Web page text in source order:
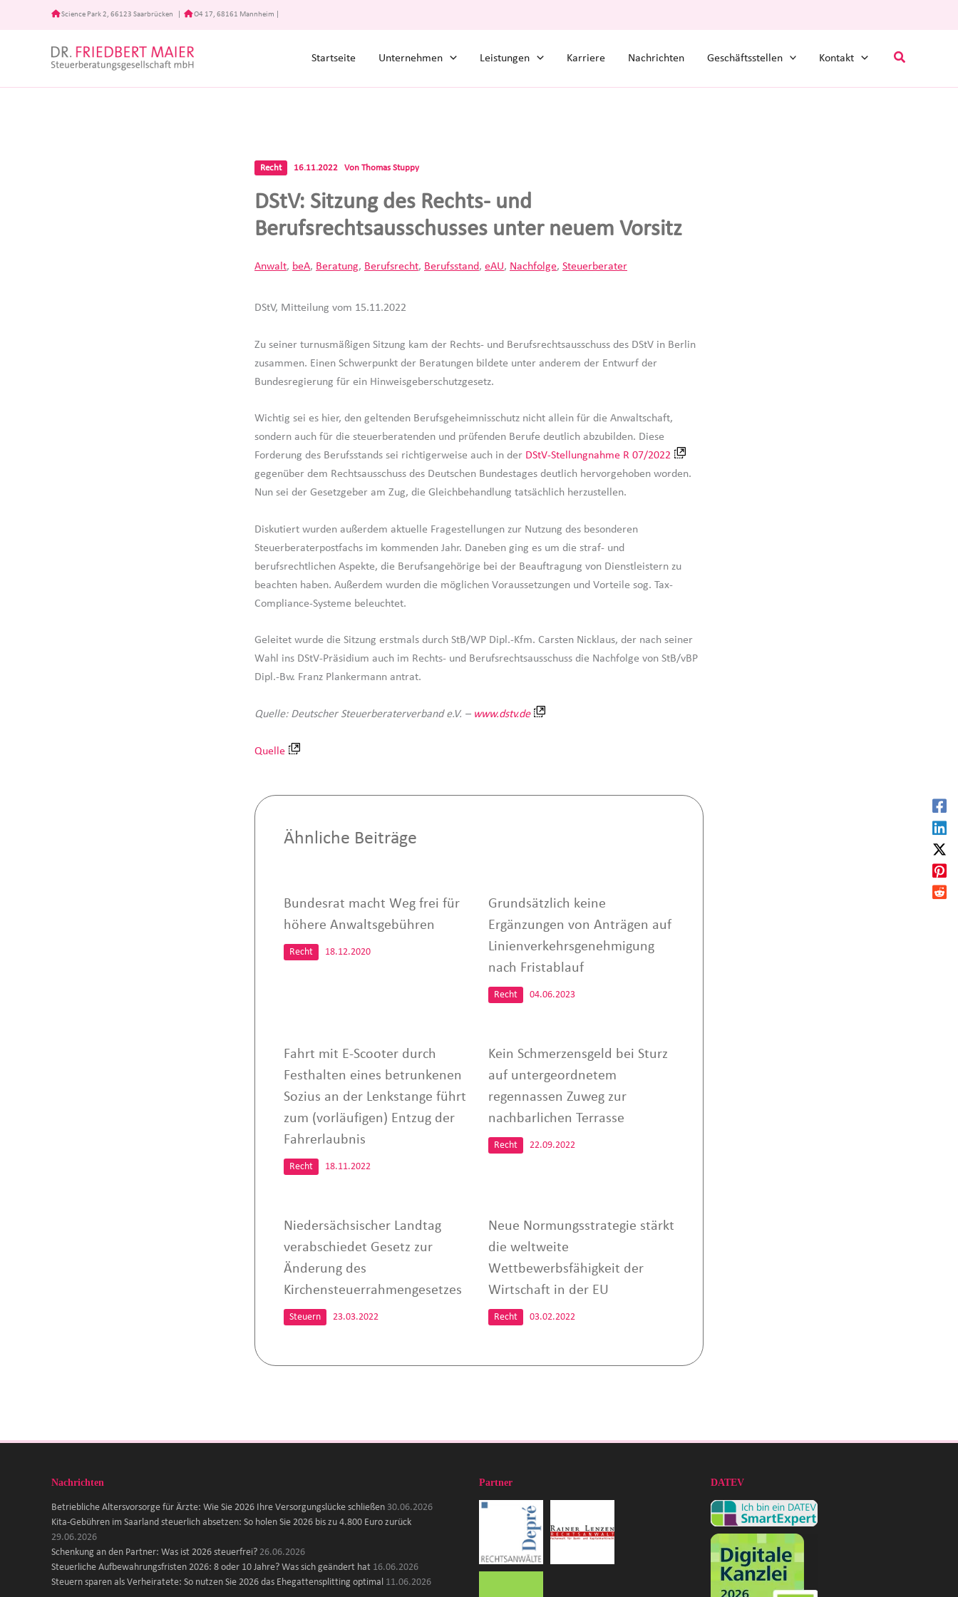
Science Park 2, 66123 Saarbrücken O4 17, 68161 Mannheim
Startseite Unternehmen Leistungen Karriere Nachrichten Geschäftsstellen Kontakt Suchen
Recht 16.11.2022 Von Thomas Stuppy
DStV: Sitzung des Rechts- und
Berufsrechtsausschusses unter neuem Vorsitz
Anwalt, beA, Beratung, Berufsrecht, Berufsstand, eAU, Nachfolge, Steuerberater
DStV, Mitteilung vom 15.11.2022
Zu seiner turnusmäßigen Sitzung kam der Rechts- und Berufsrechtsausschuss des DStV in Berlin
zusammen. Einen Schwerpunkt der Beratungen bildete unter anderem der Entwurf der
Bundesregierung für ein Hinweisgeberschutzgesetz.
Wichtig sei es hier, den geltenden Berufsgeheimnisschutz nicht allein für die Anwaltschaft,
sondern auch für die steuerberatenden und prüfenden Berufe deutlich abzubilden. Diese
Forderung des Berufsstands sei richtigerweise auch in der DStV-Stellungnahme R 07/2022
gegenüber dem Rechtsausschuss des Deutschen Bundestages deutlich hervorgehoben worden.
Nun sei der Gesetzgeber am Zug, die Gleichbehandlung tatsächlich herzustellen.
Diskutiert wurden außerdem aktuelle Fragestellungen zur Nutzung des besonderen
Steuerberaterpostfachs im kommenden Jahr. Daneben ging es um die straf- und
berufsrechtlichen Aspekte, die Berufsangehörige bei der Beauftragung von Dienstleistern zu
beachten haben. Außerdem wurden die möglichen Voraussetzungen und Vorteile sog. Tax-
Compliance-Systeme beleuchtet.
Geleitet wurde die Sitzung erstmals durch StB/WP Dipl.-Kfm. Carsten Nicklaus, der nach seiner
Wahl ins DStV-Präsidium auch im Rechts- und Berufsrechtsausschuss die Nachfolge von StB/vBP
Dipl.-Bw. Franz Plankermann antrat.
Quelle: Deutscher Steuerberaterverband e.V. – www.dstv.de
Quelle
Ähnliche Beiträge
Bundesrat macht Weg frei für
höhere Anwaltsgebühren
Recht 18.12.2020
Grundsätzlich keine
Ergänzungen von Anträgen auf
Linienverkehrsgenehmigung
nach Fristablauf
Recht 04.06.2023
Fahrt mit E-Scooter durch
Festhalten eines betrunkenen
Sozius an der Lenkstange führt
zum (vorläufigen) Entzug der
Fahrerlaubnis
Recht 18.11.2022
Kein Schmerzensgeld bei Sturz
auf untergeordnetem
regennassen Zuweg zur
nachbarlichen Terrasse
Recht 22.09.2022
Niedersächsischer Landtag
verabschiedet Gesetz zur
Änderung des
Kirchensteuerrahmengesetzes
Steuern 23.03.2022
Neue Normungsstrategie stärkt
die weltweite
Wettbewerbsfähigkeit der
Wirtschaft in der EU
Recht 03.02.2022
Nachrichten
Betriebliche Altersvorsorge für Ärzte: Wie Sie 2026 Ihre Versorgungslücke schließen 30.06.2026
Kita-Gebühren im Saarland steuerlich absetzen: So holen Sie 2026 bis zu 4.800 Euro zurück
29.06.2026
Schenkung an den Partner: Was ist 2026 steuerfrei? 26.06.2026
Steuerliche Aufbewahrungsfristen 2026: 8 oder 10 Jahre? Was sich geändert hat 16.06.2026
Steuern sparen als Verheiratete: So nutzen Sie 2026 das Ehegattensplitting optimal 11.06.2026
Partner DATEV